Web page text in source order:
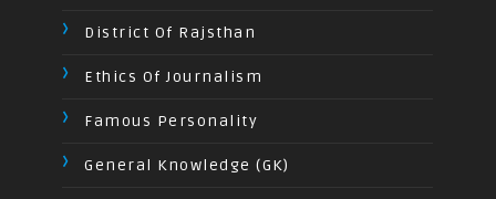
District Of Rajsthan
Ethics Of Journalism
Famous Personality
General Knowledge (GK)